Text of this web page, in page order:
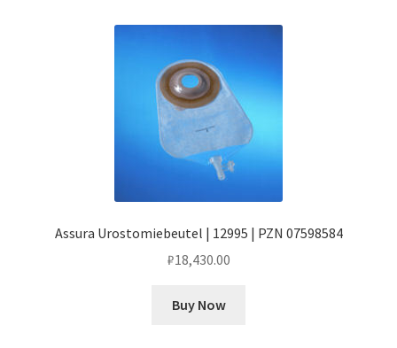
Assura Urostomiebeutel | 12995 | PZN 07598584
₽18,430.00
Buy Now